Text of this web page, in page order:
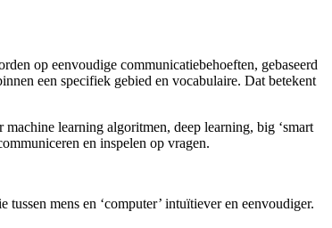
op eenvoudige communicatiebehoeften, gebaseerd
een specifiek gebied en vocabulaire. Dat betekent
learning algoritmen, deep learning, big ‘smart
en inspelen op vragen.
mens en ‘computer’ intuïtiever en eenvoudiger.